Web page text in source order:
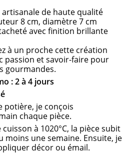
artisanale de haute qualité
8 cm, diamètre 7 cm
avec finition brillante
à un proche cette création
passion et savoir-faire pour
gourmandes.
: 2 à 4 jours
potière, je conçois
chaque pièce.
à 1020°C, la pièce subit
moins une semaine. Ensuite, je
décor ou émail.